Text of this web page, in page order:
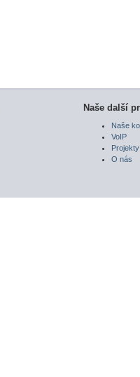
Naše další
Naše
VoIP
Projekty
O nás